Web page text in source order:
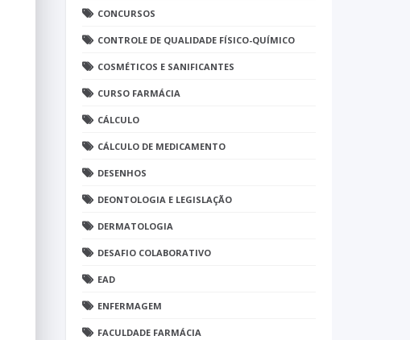
CONCURSOS
CONTROLE DE QUALIDADE FÍSICO-QUÍMICO
COSMÉTICOS E SANIFICANTES
CURSO FARMÁCIA
CÁLCULO
CÁLCULO DE MEDICAMENTO
DESENHOS
DEONTOLOGIA E LEGISLAÇÃO
DERMATOLOGIA
DESAFIO COLABORATIVO
EAD
ENFERMAGEM
FACULDADE FARMÁCIA